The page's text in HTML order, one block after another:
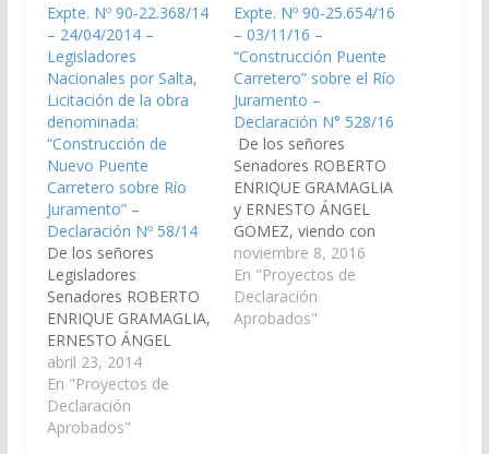
Expte. Nº 90-22.368/14
– 24/04/2014 –
Legisladores
Nacionales por Salta,
Licitación de la obra
denominada:
“Construcción de
Nuevo Puente
Carretero sobre Río
Juramento” –
Declaración Nº 58/14
De los señores
Legisladores
Senadores ROBERTO
ENRIQUE GRAMAGLIA,
ERNESTO ÁNGEL
GOMEZ y Diputado
Ranulfo Benito
Campos, viendo con
agrado que los
abril 23, 2014
En "Proyectos de
Declaración
Aprobados"
Expte. Nº 90-25.654/16
– 03/11/16 –
“Construcción Puente
Carretero” sobre el Río
Juramento –
Declaración N° 528/16
De los señores
Senadores ROBERTO
ENRIQUE GRAMAGLIA
y ERNESTO ÁNGEL
GOMEZ, viendo con
agrado que el Poder
Ejecutivo Provincial,
incluya en el Plan de
Trabajos Públicos del
noviembre 8, 2016
En "Proyectos de
Declaración
Aprobados"